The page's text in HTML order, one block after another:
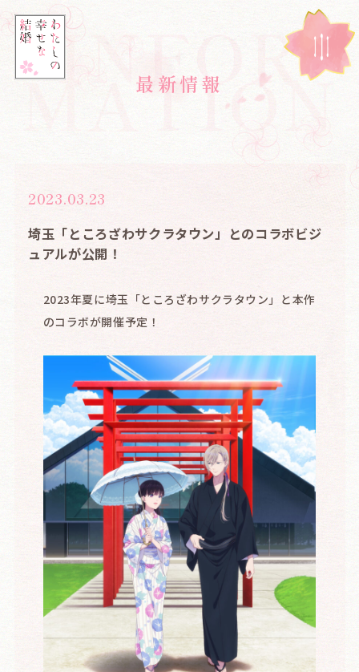
最 新情報
INFOR
MATION
2023.03.23
埼玉「ところざわサクラタウン」とのコラボビジ
ュアルが公開！
2023年夏に埼玉「ところざわサクラタウン」と本作
のコラボが開催予定！